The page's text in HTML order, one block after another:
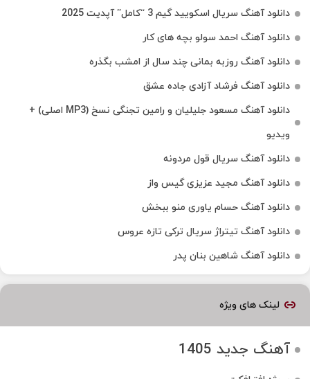
دانلود آهنگ سریال اسکویید گیم 3 “کامل” آپدیت 2025
دانلود آهنگ احمد سولو بچه های کار
دانلود آهنگ روزبه بمانی چند سال از امشب بگذره
دانلود آهنگ فرشاد آزادی جاده عشق
دانلود آهنگ مسعود جلیلیان و رامین تجنگی نسخ (MP3 اصلی) +
ویدیو
دانلود آهنگ سریال قول مردونه
دانلود آهنگ مجید عزیزی گیس واز
دانلود آهنگ حسام یاوری منو ببخش
دانلود آهنگ تیتراژ سریال ترکی تازه عروس
دانلود آهنگ شاهین بنان پدر
لینک های ویژه
آهنگ جدید 1405